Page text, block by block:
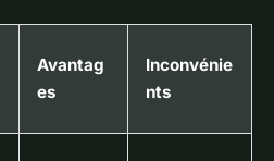
Avantag
es
Inconvénie
nts